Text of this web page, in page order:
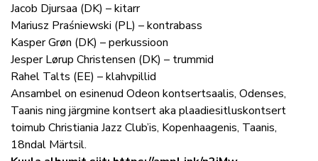
Jacob Djursaa (DK) – kitarr
Mariusz Praśniewski (PL) – kontrabass
Kasper Grøn (DK) – perkussioon
Jesper Lørup Christensen (DK) – trummid
Rahel Talts (EE) – klahvpillid
Ansambel on esinenud Odeon kontsertsaalis, Odenses,
Taanis ning järgmine kontsert aka plaadiesitluskontsert
toimub Christiania Jazz Club’is, Kopenhaagenis, Taanis,
18ndal Märtsil.